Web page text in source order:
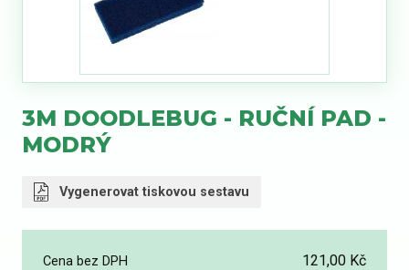
3M DOODLEBUG - RUČNÍ PAD -
MODRÝ
Vygenerovat tiskovou sestavu
Cena bez DPH
121,00 Kč